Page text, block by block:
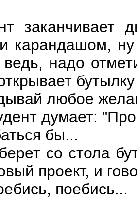
заканчивает
карандашом,
надо
любое
думает:
бы...
со стола
проект, и
поебись...